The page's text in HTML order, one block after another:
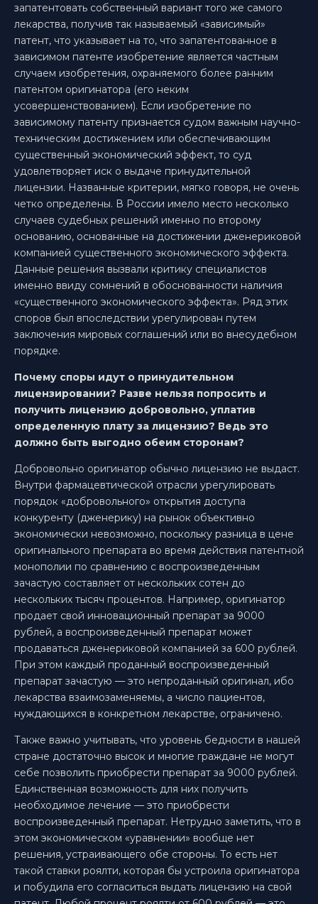
запатентовать собственный вариант того же самого
лекарства, получив так называемый «зависимый»
патент, что указывает на то, что запатентованное в
зависимом патенте изобретение является частным
случаем изобретения, охраняемого более ранним
патентом оригинатора (его неким
усовершенствованием). Если изобретение по
зависимому патенту признается судом важным научно-
техническим достижением или обеспечивающим
существенный экономический эффект, то суд
удовлетворяет иск о выдаче принудительной
лицензии. Названные критерии, мягко говоря, не очень
четко определены. В России имело место несколько
случаев судебных решений именно по второму
основанию, основанные на достижении дженериковой
компанией существенного экономического эффекта.
Данные решения вызвали критику специалистов
именно ввиду сомнений в обоснованности наличия
«существенного экономического эффекта». Ряд этих
споров был впоследствии урегулирован путем
заключения мировых соглашений или во внесудебном
порядке.
Почему споры идут о принудительном
лицензировании? Разве нельзя попросить и
получить лицензию добровольно, уплатив
определенную плату за лицензию? Ведь это
должно быть выгодно обеим сторонам?
Добровольно оригинатор обычно лицензию не выдаст.
Внутри фармацевтической отрасли урегулировать
порядок «добровольного» открытия доступа
конкуренту (дженерику) на рынок объективно
экономически невозможно, поскольку разница в цене
оригинального препарата во время действия патентной
монополии по сравнению с воспроизведенным
зачастую составляет от нескольких сотен до
нескольких тысяч процентов. Например, оригинатор
продает свой инновационный препарат за 9000
рублей, а воспроизведенный препарат может
продаваться дженериковой компанией за 600 рублей.
При этом каждый проданный воспроизведенный
препарат зачастую — это непроданный оригинал, ибо
лекарства взаимозаменяемы, а число пациентов,
нуждающихся в конкретном лекарстве, ограничено.
Также важно учитывать, что уровень бедности в нашей
стране достаточно высок и многие граждане не могут
себе позволить приобрести препарат за 9000 рублей.
Единственная возможность для них получить
необходимое лечение — это приобрести
воспроизведенный препарат. Нетрудно заметить, что в
этом экономическом «уравнении» вообще нет
решения, устраивающего обе стороны. То есть нет
такой ставки роялти, которая бы устроила оригинатора
и побудила его согласиться выдать лицензию на свой